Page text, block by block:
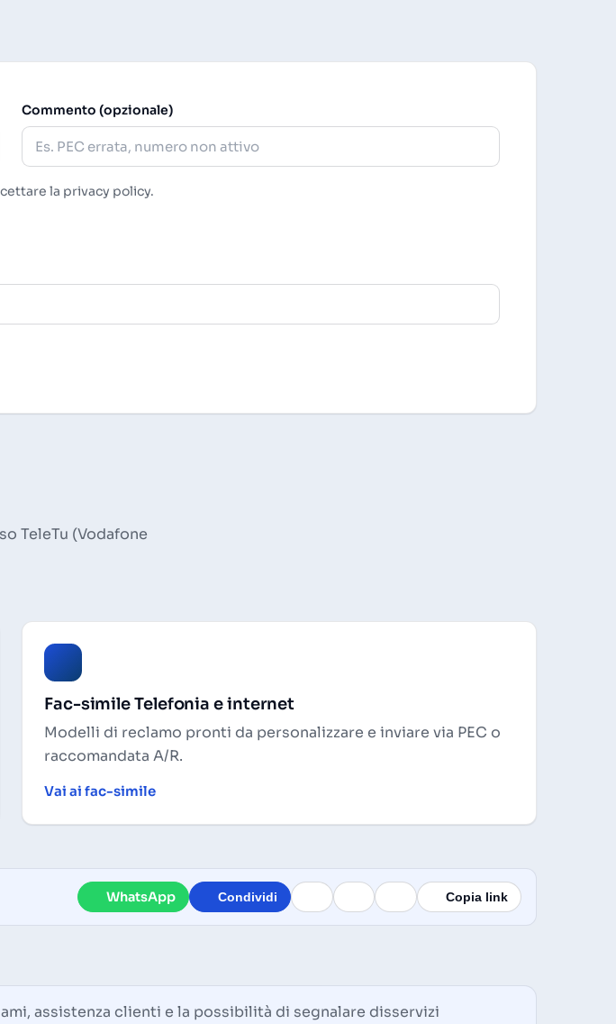
Commento (opzionale)
la privacy policy.
TeleTu (Vodafone
Fac-simile Telefonia e internet
Modelli di reclamo pronti da personalizzare e inviare via PEC o
raccomandata A/R.
Vai ai fac-simile
WhatsApp Condividi Copia link
assistenza clienti e la possibilità di segnalare disservizi